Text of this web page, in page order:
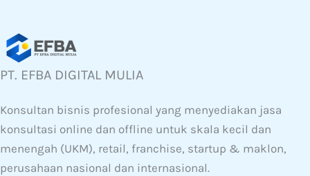
PT. EFBA DIGITAL MULIA
Konsultan bisnis profesional yang menyediakan jasa
konsultasi online dan offline untuk skala kecil dan
menengah (UKM), retail, franchise, startup & maklon,
perusahaan nasional dan internasional.